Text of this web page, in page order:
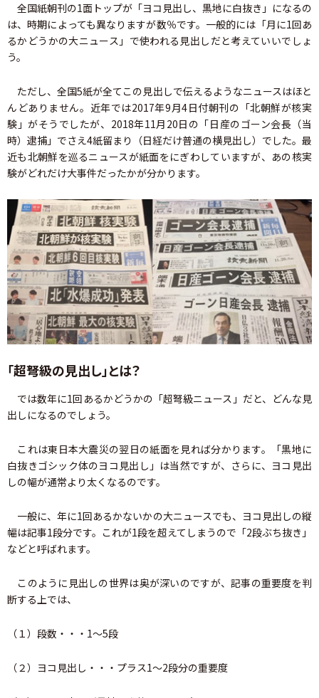
全国紙朝刊の1面トップが「ヨコ見出し、黒地に白抜き」になるの
は、時期によっても異なりますが数％です。一般的には「月に1回あ
るかどうかの大ニュース」で使われる見出しだと考えていいでしょ
う。
ただし、全国5紙が全てこの見出しで伝えるようなニュースはほと
んどありません。近年では2017年9月4日付朝刊の「北朝鮮が核実
験」がそうでしたが、2018年11月20日の「日産のゴーン会長（当
時）逮捕」でさえ4紙留まり（日経だけ普通の横見出し）でした。最
近も北朝鮮を巡るニュースが紙面をにぎわしていますが、あの核実
験がどれだけ大事件だったかが分かります。
「超弩級の見出し」とは？
では数年に1回あるかどうかの「超弩級ニュース」だと、どんな見
出しになるのでしょう。
これは東日本大震災の翌日の紙面を見れば分かります。「黒地に
白抜きゴシック体のヨコ見出し」は当然ですが、さらに、ヨコ見出
しの幅が通常より太くなるのです。
一般に、年に1回あるかないかの大ニュースでも、ヨコ見出しの縦
幅は記事1段分です。これが1段を超えてしまうので「2段ぶち抜き」
などと呼ばれます。
このように見出しの世界は奥が深いのですが、記事の重要度を判
断する上では、
（１）段数・・・1〜5段
（２）ヨコ見出し・・・プラス1〜2段分の重要度